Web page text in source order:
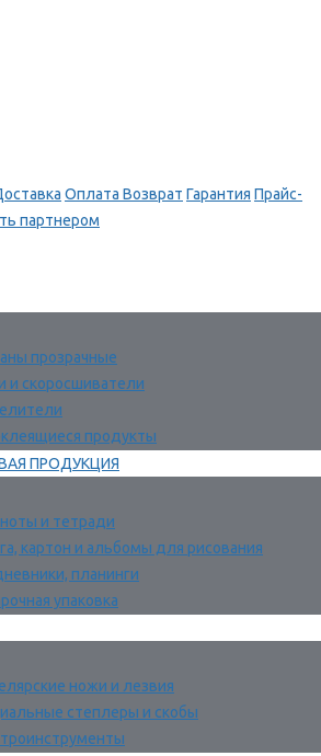
Оплата Возврат Гарантия Прайс-
партнером
прозрачные
и скоросшиватели
продукты
ПРОДУКЦИЯ
и тетради
картон и альбомы для рисования
планинги
упаковка
ножи и лезвия
степлеры и скобы